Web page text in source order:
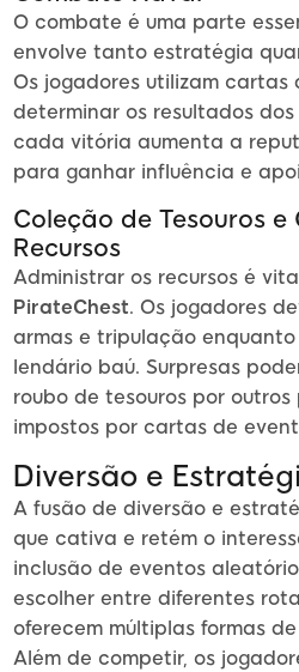
O combate é uma parte
envolve tanto estratégia
Os jogadores utilizam
determinar os resultados
cada vitória aumenta a
para ganhar influência e
Coleção de Tesouros e
Recursos
Administrar os recursos é
PirateChest. Os jogadores
armas e tripulação
lendário baú. Surpresas
roubo de tesouros por
impostos por cartas de
Diversão e
A fusão de diversão e
que cativa e retém o
inclusão de eventos
escolher entre diferentes
oferecem múltiplas formas
Além de competir, os